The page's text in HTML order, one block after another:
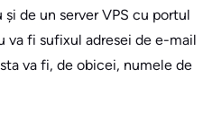
de un server VPS cu portul
va fi sufixul adresei de e-mail
va fi, de obicei, numele de